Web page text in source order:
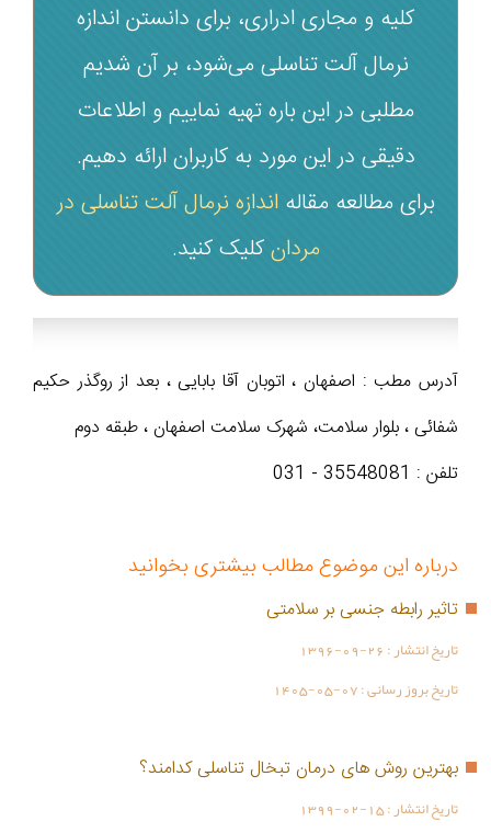
کلیه و مجاری ادراری، برای دانستن اندازه
نرمال آلت تناسلی می‌شود، بر آن شدیم
مطلبی در این باره تهیه نماییم و اطلاعات
دقیقی در این مورد به کاربران ارائه دهیم.
برای مطالعه مقاله اندازه نرمال آلت تناسلی در
مردانکلیک کنید.
آدرس مطب : اصفهان ، اتوبان آقا بابایی ، بعد از روگذر حکیم
شفائی ، بلوار سلامت، شهرک سلامت اصفهان ، طبقه دوم
تلفن : 35548081 - 031
درباره این موضوع مطالب بیشتری بخوانید
تاثیر رابطه جنسی بر سلامتی
تاریخ انتشار :1396-09-26
تاریخ بروز رسانی :1405-05-07
بهترین روش های درمان تبخال تناسلی کدامند؟
تاریخ انتشار :1399-02-15